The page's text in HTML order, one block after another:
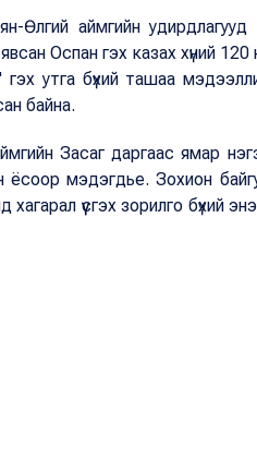
Өлгий аймгийн
Оспан гэх казах хүний 120
гэх утга бүхий ташаа
байна.
Засаг даргаас ямар
ёсоор мэдэгдье. Зохион
үүсгэх зорилго бүхий